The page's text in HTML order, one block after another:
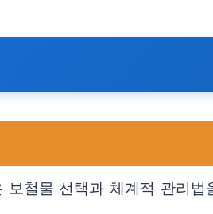
철물 선택과 체계적 관리법